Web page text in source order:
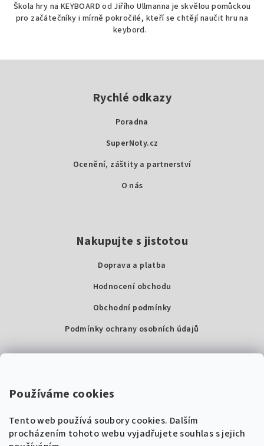
Používáme cookies
Tento web používá soubory cookies. Dalším
procházením tohoto webu vyjadřujete souhlas s jejich
Škola hry na KEYBOARD od Jiřího Ullmanna je skvělou pomůckou
pro začátečníky i mírně pokročilé, kteří se chtějí naučit hru na
keybord.
Rychlé odkazy
Poradna
SuperNoty.cz
Ocenění, záštity a partnerství
O nás
Nakupujte s jistotou
Doprava a platba
Hodnocení obchodu
Obchodní podmínky
Podmínky ochrany osobních údajů
Super Noty, s.r.o.
IČ: 04568672